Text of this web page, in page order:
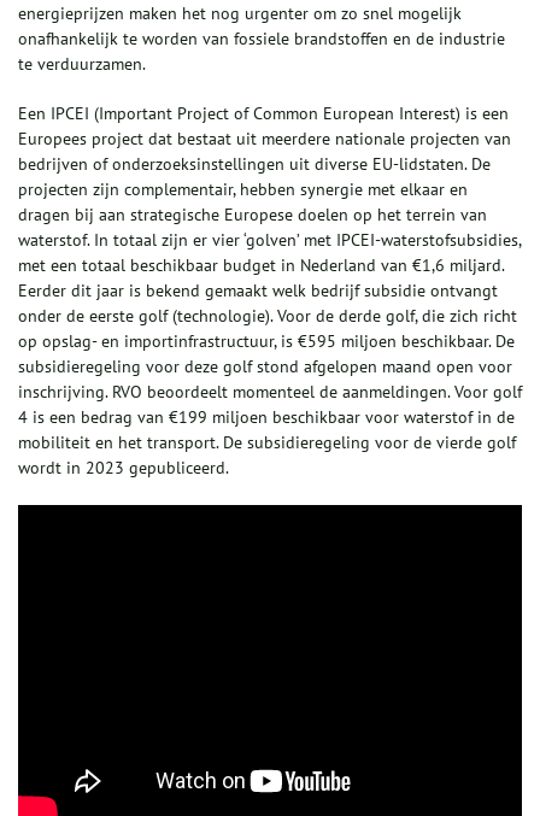
energieprijzen maken het nog urgenter om zo snel mogelijk
onafhankelijk te worden van fossiele brandstoffen en de industrie
te verduurzamen.
Een IPCEI (Important Project of Common European Interest) is een
Europees project dat bestaat uit meerdere nationale projecten van
bedrijven of onderzoeksinstellingen uit diverse EU-lidstaten. De
projecten zijn complementair, hebben synergie met elkaar en
dragen bij aan strategische Europese doelen op het terrein van
waterstof. In totaal zijn er vier ‘golven’ met IPCEI-waterstofsubsidies,
met een totaal beschikbaar budget in Nederland van €1,6 miljard.
Eerder dit jaar is bekend gemaakt welk bedrijf subsidie ontvangt
onder de eerste golf (technologie). Voor de derde golf, die zich richt
op opslag- en importinfrastructuur, is €595 miljoen beschikbaar. De
subsidieregeling voor deze golf stond afgelopen maand open voor
inschrijving. RVO beoordeelt momenteel de aanmeldingen. Voor golf
4 is een bedrag van €199 miljoen beschikbaar voor waterstof in de
mobiliteit en het transport. De subsidieregeling voor de vierde golf
wordt in 2023 gepubliceerd.